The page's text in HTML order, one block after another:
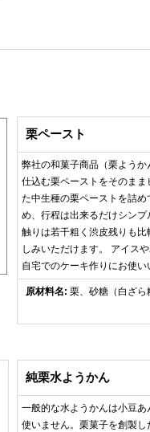
栗ペースト
弊社の和菓子商品（栗よう
仕込む栗ペーストをそのま
た中生種の栗ペーストを詰
め、行程は出来るだけシン
触りは若干粗く渋皮残りも
しみいただけます。 アイス
自宅でのケーキ作りにお使
原材料名: 栗、砂糖（白ざ
純栗水ようかん
一般的な水ようかんは小豆
使いません。栗菓子を創製